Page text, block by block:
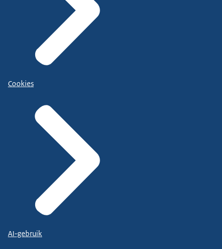
Cookies
AI-gebruik